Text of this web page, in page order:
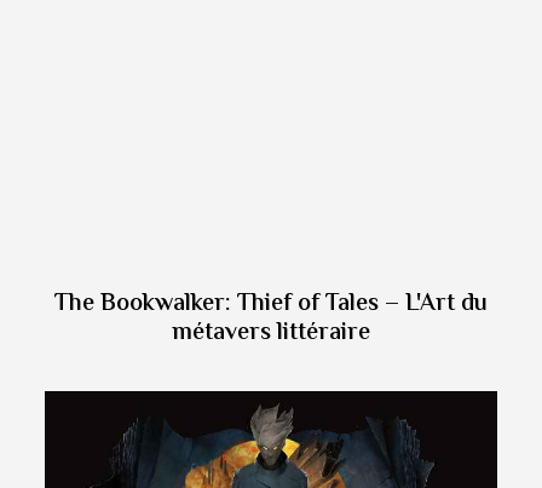
The Bookwalker: Thief of Tales – L'Art du
métavers littéraire